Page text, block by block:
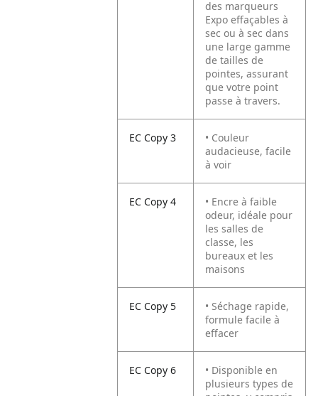
des marqueurs
Expo effaçables à
sec ou à sec dans
une large gamme
de tailles de
pointes, assurant
que votre point
passe à travers.
EC Copy 3
• Couleur
audacieuse, facile
à voir
EC Copy 4
• Encre à faible
odeur, idéale pour
les salles de
classe, les
bureaux et les
maisons
EC Copy 5
• Séchage rapide,
formule facile à
effacer
EC Copy 6
• Disponible en
plusieurs types de